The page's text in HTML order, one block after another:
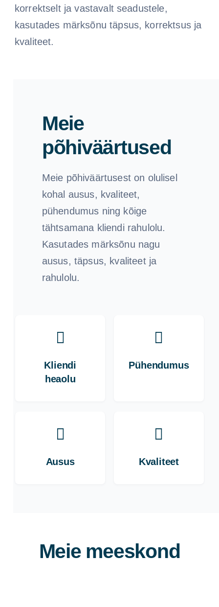
korrektselt ja vastavalt seadustele,
kasutades märksõnu täpsus, korrektsus ja
kvaliteet.
Meie
põhiväärtused
Meie põhiväärtusest on olulisel
kohal ausus, kvaliteet,
pühendumus ning kõige
tähtsamana kliendi rahulolu.
Kasutades märksõnu nagu
ausus, täpsus, kvaliteet ja
rahulolu.
Kliendi
heaolu
Pühendumus
Ausus Kvaliteet
Meie meeskond